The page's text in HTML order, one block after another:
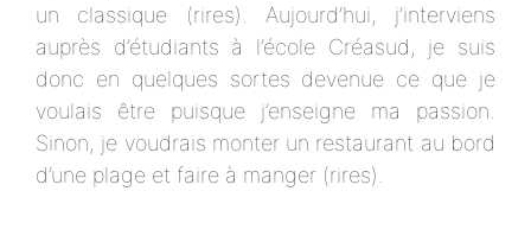
un classique (rires). Aujourd’hui, j’interviens
auprès d’étudiants à l’école Créasud, je suis
donc en quelques sortes devenue ce que je
voulais être puisque j’enseigne ma passion.
Sinon, je voudrais monter un restaurant au bord
d’une plage et faire à manger (rires).